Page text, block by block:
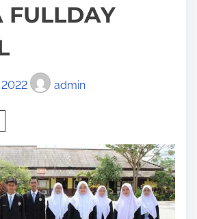
FULLDAY
admin